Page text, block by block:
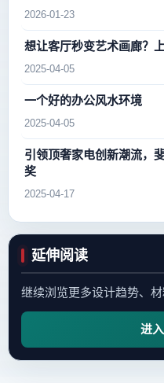
2026-01-23
想让客厅秒变艺术画廊？
2025-04-05
一个好的办公风水环境
2025-04-05
引领顶奢家电创新潮流，
奖
2025-04-17
延伸阅读
继续浏览更多设计趋势、材
进